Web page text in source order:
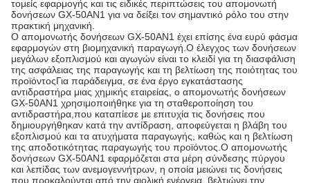
τομείς εφαρμογής και τις ειδικές περιπτώσεις του απομονωτή
δονήσεων GX-50AN1 για να δείξει τον σημαντικό ρόλο του στην
πρακτική μηχανική.
Ο απομονωτής δονήσεων GX-50AN1 έχει επίσης ένα ευρύ φάσμα
εφαρμογών στη βιομηχανική παραγωγή.Ο έλεγχος των δονήσεων
μεγάλων εξοπλισμού και αγωγών είναι το κλειδί για τη διασφάλιση
της ασφάλειας της παραγωγής και τη βελτίωση της ποιότητας του
προϊόντοςΓια παράδειγμα, σε ένα έργο εγκατάστασης
αντιδραστήρα μιας χημικής εταιρείας, ο απομονωτής δονήσεων
GX-50AN1 χρησιμοποιήθηκε για τη σταθεροποίηση του
αντιδραστήρα,που καταπίεσε με επιτυχία τις δονήσεις που
δημιουργήθηκαν κατά την αντίδραση, αποφεύγεται η βλάβη του
εξοπλισμού και τα ατυχήματα παραγωγής, καθώς και η βελτίωση
της αποδοτικότητας παραγωγής του προϊόντος.Ο απομονωτής
δονήσεων GX-50AN1 εφαρμόζεται στα μέρη σύνδεσης πύργου
και λεπίδας των ανεμογεννήτρων, η οποία μειώνει τις δονήσεις
που προκαλούνται από την αιολική ενέργεια, βελτιώνει την